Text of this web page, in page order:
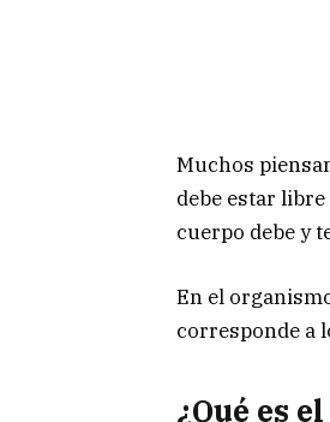
Muchos
debe estar
cuerpo debe y
En el
corresponde a
¿Qué es